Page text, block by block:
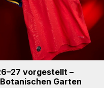
vorgestellt –
Garten